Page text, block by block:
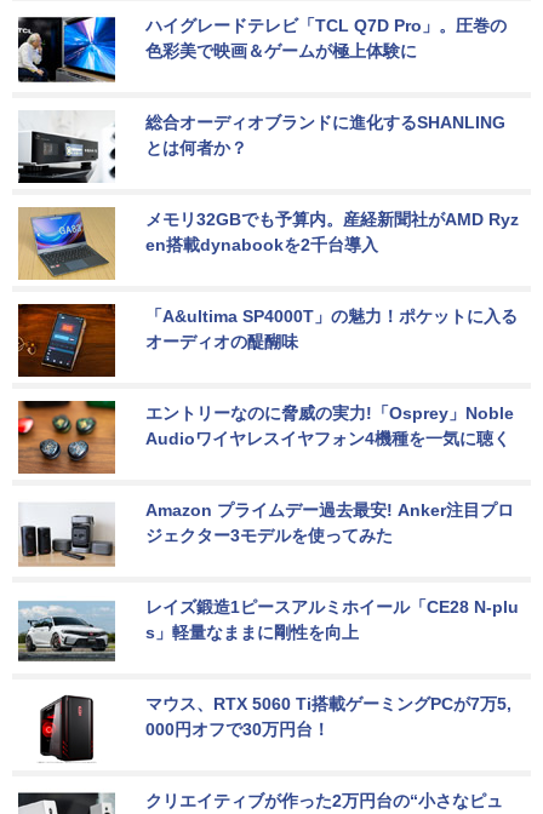
ハイグレードテレビ「TCL Q7D Pro」。圧巻の
色彩美で映画＆ゲームが極上体験に
総合オーディオブランドに進化するSHANLING
とは何者か？
メモリ32GBでも予算内。産経新聞社がAMD Ryz
en搭載dynabookを2千台導入
「A&ultima SP4000T」の魅力！ポケットに入る
オーディオの醍醐味
エントリーなのに脅威の実力!「Osprey」Noble
Audioワイヤレスイヤフォン4機種を一気に聴く
Amazon プライムデー過去最安! Anker注目プロ
ジェクター3モデルを使ってみた
レイズ鍛造1ピースアルミホイール「CE28 N-plu
s」軽量なままに剛性を向上
マウス、RTX 5060 Ti搭載ゲーミングPCが7万5,
000円オフで30万円台！
クリエイティブが作った2万円台の“小さなピュ